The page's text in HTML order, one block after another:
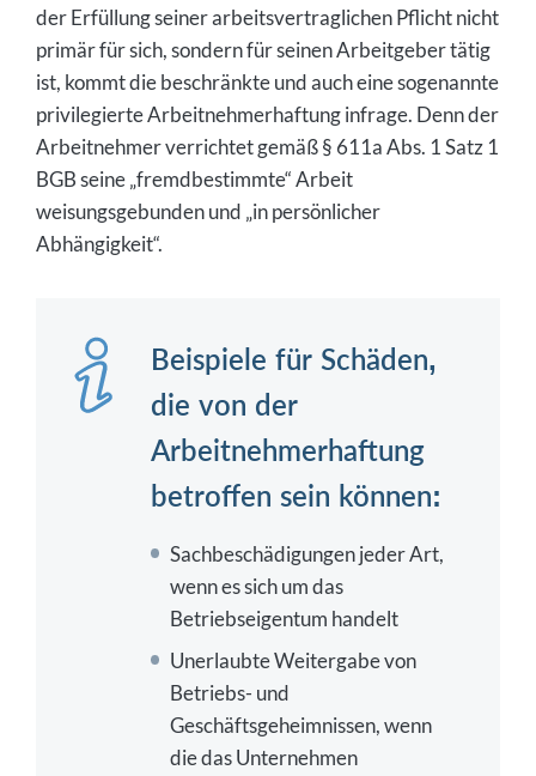
der Erfüllung seiner arbeitsvertraglichen Pflicht nicht
primär für sich, sondern für seinen Arbeitgeber tätig
ist, kommt die beschränkte und auch eine sogenannte
privilegierte Arbeitnehmerhaftung infrage. Denn der
Arbeitnehmer verrichtet gemäß § 611a Abs. 1 Satz 1
BGB seine „fremdbestimmte“ Arbeit
weisungsgebunden und „in persönlicher
Abhängigkeit“.
Beispiele für Schäden,
die von der
Arbeitnehmerhaftung
betroffen sein können:
Sachbeschädigungen jeder Art,
wenn es sich um das
Betriebseigentum handelt
Unerlaubte Weitergabe von
Betriebs- und
Geschäftsgeheimnissen, wenn
die das Unternehmen